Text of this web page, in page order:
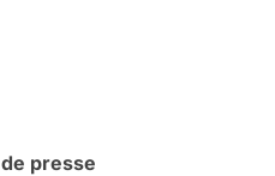
presse